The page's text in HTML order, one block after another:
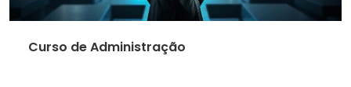
Curso de Administração